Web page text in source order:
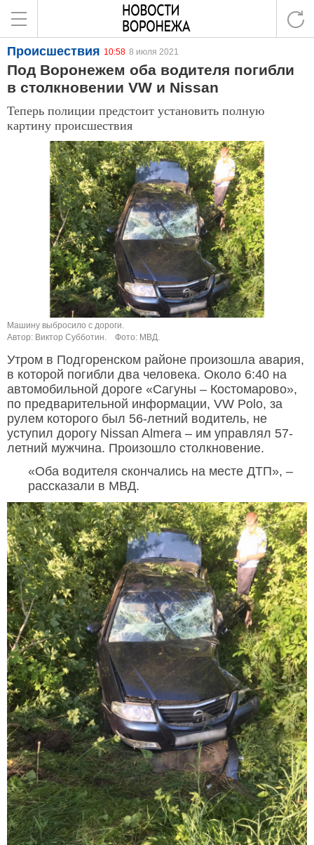
Происшествия 10:58 8 июля 2021
Под Воронежем оба водителя погибли
в столкновении VW и Nissan
Теперь полиции предстоит установить полную
картину происшествия
Машину выбросило с дороги.
Автор: Виктор Субботин.
Фото: МВД.
Утром в Подгоренском районе произошла авария,
в которой погибли два человека. Около 6:40 на
автомобильной дороге «Сагуны – Костомарово»,
по предварительной информации, VW Polo, за
рулем которого был 56-летний водитель, не
уступил дорогу Nissan Almera – им управлял 57-
летний мужчина. Произошло столкновение.
«Оба водителя скончались на месте ДТП», –
рассказали в МВД.